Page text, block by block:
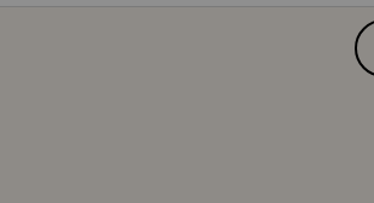
AUJOURD'HUI, L'INDICATEUR
NATIONAL BRUT `PNB`. IL
SERVICES, SANS MESURER SI